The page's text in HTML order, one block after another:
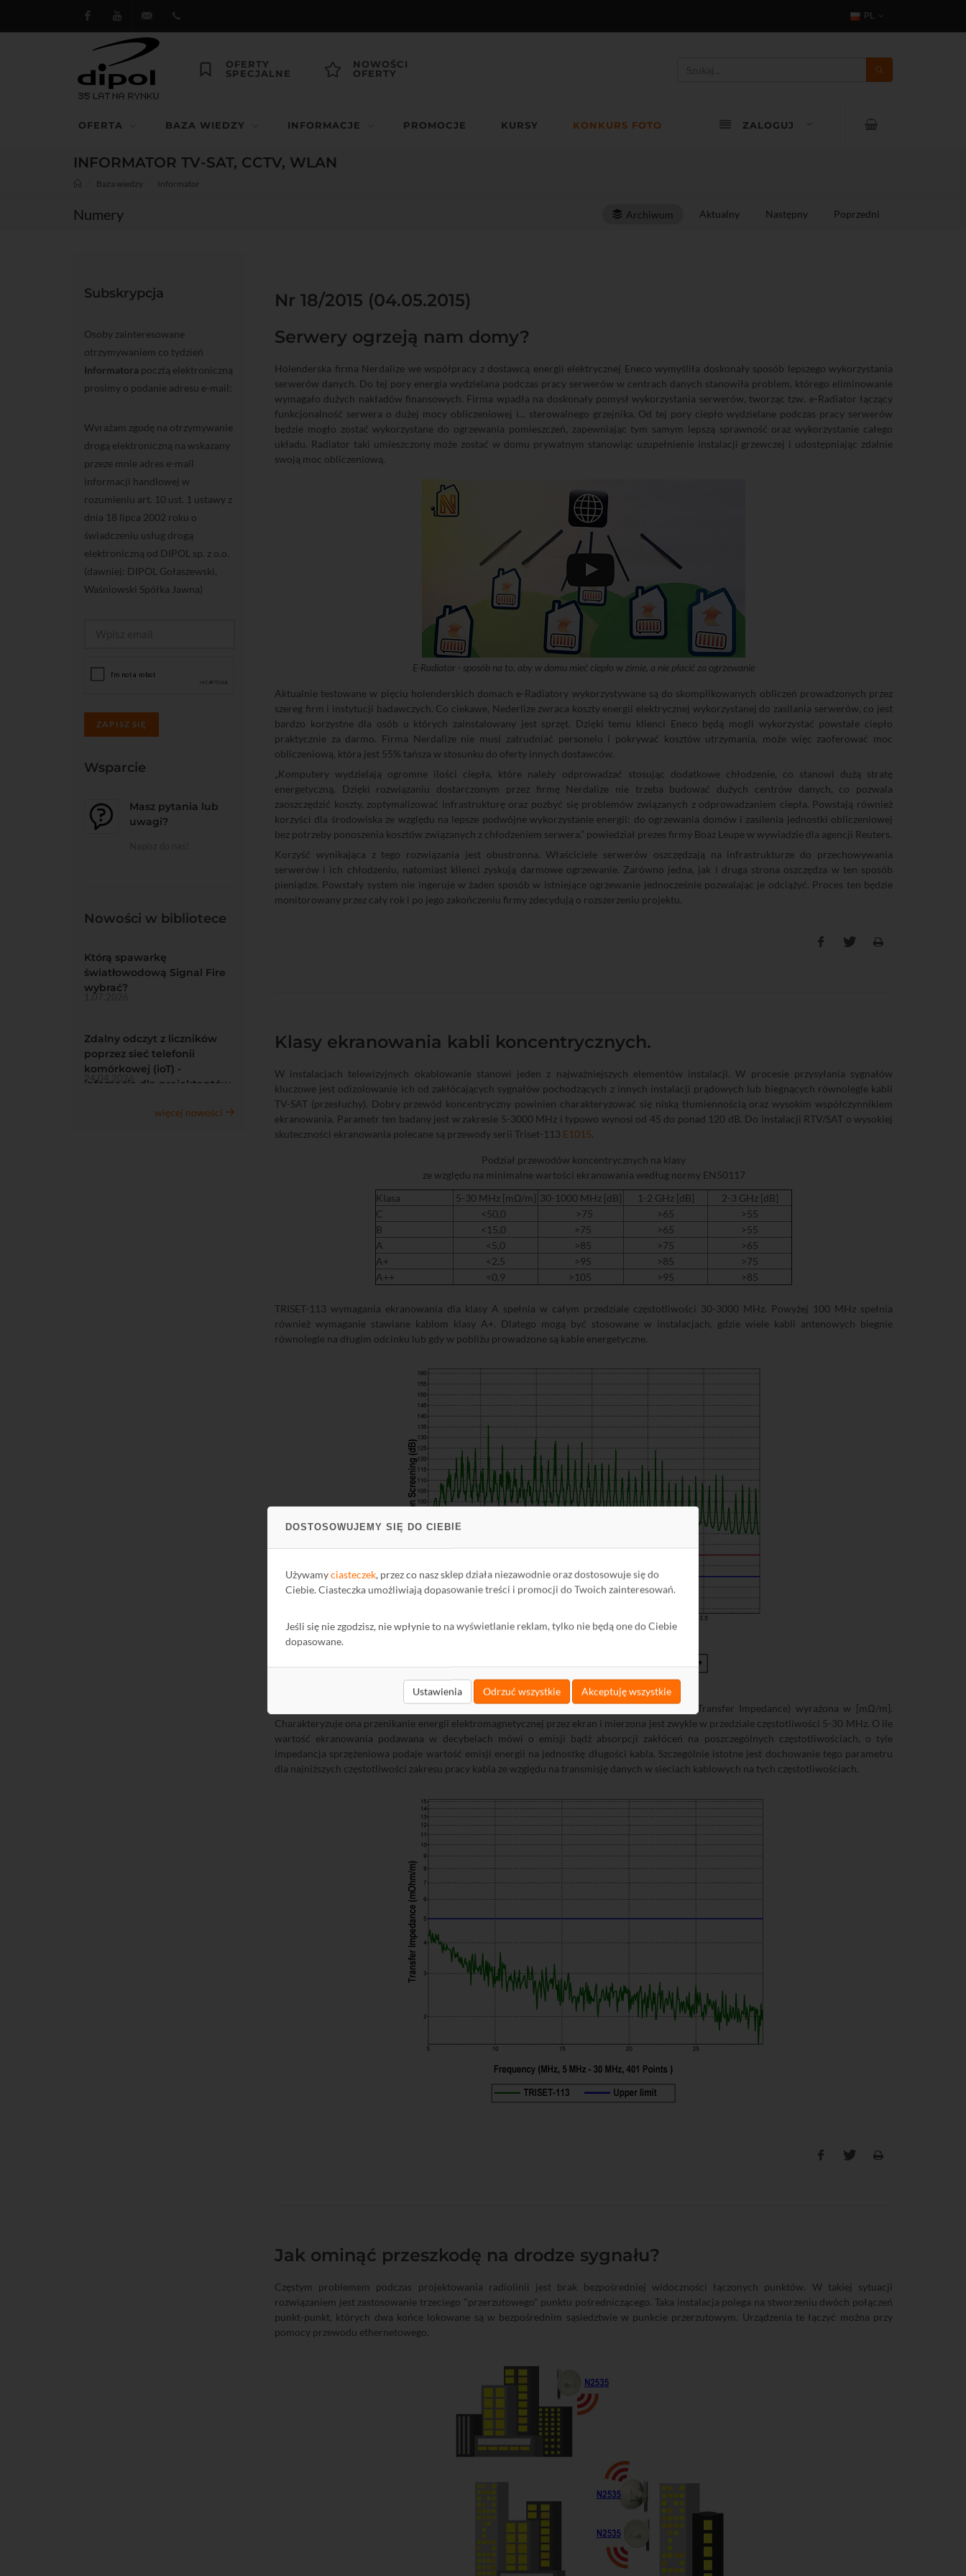
DOSTOSOWUJEMY SIĘ DO CIEBIE
Używamyciasteczek, przez co nasz sklep działa niezawodnie oraz dostosowuje się do
Ciebie. Ciasteczka umożliwiają dopasowanie treści i promocji do Twoich zainteresowań.
Jeśli się nie zgodzisz, nie wpłynie to na wyświetlanie reklam, tylko nie będą one do Ciebie
dopasowane.
Ustawienia Odrzuć wszystkie Akceptuję wszystkie
FacebookYoutube dipol@dipol.com.pl
PL
OFERTY
SPECJALNE
NOWOŚCI
OFERTY
OFERTA BAZA WIEDZY INFORMACJE PROMOCJE KURSY KONKURS FOTO ZALOGUJ
INFORMATOR TV-SAT, CCTV, WLAN
Baza wiedzy Informator
Numery Archiwum Aktualny Następny Poprzedni
Nr 18/2015 (04.05.2015)
Serwery ogrzeją nam domy?
Holenderska firma Nerdalize we współpracy z dostawcą energii elektrycznej Eneco wymyśliła doskonały sposób lepszego wykorzystania
serwerów danych. Do tej pory energia wydzielana podczas pracy serwerów w centrach danych stanowiła problem, którego eliminowanie
wymagało dużych nakładów finansowych. Firma wpadła na doskonały pomysł wykorzystania serwerów, tworząc tzw. e-Radiator łączący
funkcjonalność serwera o dużej mocy obliczeniowej i... sterowalnego grzejnika. Od tej pory ciepło wydzielane podczas pracy serwerów
będzie mogło zostać wykorzystane do ogrzewania pomieszczeń, zapewniając tym samym lepszą sprawność oraz wykorzystanie całego
układu. Radiator taki umieszczony może zostać w domu prywatnym stanowiąc uzupełnienie instalacji grzewczej i udostępniając zdalnie
swoją moc obliczeniową.
E-Radiator - sposób na to, aby w domu mieć ciepło w zimie, a nie płacić za ogrzewanie
Aktualnie testowane w pięciu holenderskich domach e-Radiatory wykorzystywane są do skomplikowanych obliczeń prowadzonych przez
szereg firm i instytucji badawczych. Co ciekawe, Nederlize zwraca koszty energii elektrycznej wykorzystanej do zasilania serwerów, co jest
bardzo korzystne dla osób u których zainstalowany jest sprzęt. Dzięki temu klienci Eneco będą mogli wykorzystać powstałe ciepło
praktycznie za darmo. Firma Nerdalize nie musi zatrudniać personelu i pokrywać kosztów utrzymania, może więc zaoferować moc
obliczeniową, która jest 55% tańsza w stosunku do oferty innych dostawców.
„Komputery wydzielają ogromne ilości ciepła, które należy odprowadzać stosując dodatkowe chłodzenie, co stanowi dużą stratę
energetyczną. Dzięki rozwiązaniu dostarczonym przez firmę Nerdalize nie trzeba budować dużych centrów danych, co pozwala
zaoszczędzić koszty, zoptymalizować infrastrukturę oraz pozbyć się problemów związanych z odprowadzaniem ciepła. Powstają również
korzyści dla środowiska ze względu na lepsze podwójne wykorzystanie energii: do ogrzewania domów i zasilenia jednostki obliczeniowej
bez potrzeby ponoszenia kosztów związanych z chłodzeniem serwera.” powiedział prezes firmy Boaz Leupe w wywiadzie dla agencji Reuters.
Korzyść wynikająca z tego rozwiązania jest obustronna. Właściciele serwerów oszczędzają na infrastrukturze do przechowywania
serwerów i ich chłodzeniu, natomiast klienci zyskują darmowe ogrzewanie. Zarówno jedna, jak i druga strona oszczędza w ten sposób
pieniądze. Powstały system nie ingeruje w żaden sposób w istniejące ogrzewanie jednocześnie pozwalając je odciążyć. Proces ten będzie
monitorowany przez cały rok i po jego zakończeniu firmy zdecydują o rozszerzeniu projektu.
Klasy ekranowania kabli koncentrycznych.
W instalacjach telewizyjnych okablowanie stanowi jeden z najważniejszych elementów instalacji. W procesie przysyłania sygnałów
kluczowe jest odizolowanie ich od zakłócających sygnałów pochodzących z innych instalacji prądowych lub biegnących równolegle kabli
TV-SAT (przesłuchy). Dobry przewód koncentryczny powinien charakteryzować się niską tłumiennością oraz wysokim współczynnikiem
ekranowania. Parametr ten badany jest w zakresie 5-3000 MHz i typowo wynosi od 45 do ponad 120 dB. Do instalacji RTV/SAT o wysokiej
skuteczności ekranowania polecane są przewody serii Triset-113 E1015.
Podział przewodów koncentrycznych na klasy
ze względu na minimalne wartości ekranowania według normy EN50117
Klasa
5-30 MHz [mΩ/m] 30-1000 MHz [dB] 1-2 GHz [dB]
2-3 GHz [dB]
C
<50,0 >75 >65
>55
B
<15,0 >75 >65
>55
A
<5,0 >85 >75
>65
A+
<2,5 >95 >85
>75
A++
<0,9 >105 >95 >85
TRISET-113 wymagania ekranowania dla klasy A spełnia w całym przedziale częstotliwości 30-3000 MHz. Powyżej 100 MHz spełnia
również wymaganie stawiane kablom klasy A+. Dlatego mogą być stosowane w instalacjach, gdzie wiele kabli antenowych biegnie
równolegle na długim odcinku lub gdy w pobliżu prowadzone są kable energetyczne.
Bardzo istotną miarą skuteczności ekranowania kabla jest impedancja sprzężeniowa (ang. Transfer Impedance) wyrażona w [mΩ/m].
Charakteryzuje ona przenikanie energii elektromagnetycznej przez ekran i mierzona jest zwykle w przedziale częstotliwości 5-30 MHz. O ile
wartość ekranowania podawana w decybelach mówi o emisji bądź absorpcji zakłóceń na poszczególnych częstotliwościach, o tyle
impedancja sprzężeniowa podaje wartość emisji energii na jednostkę długości kabla. Szczególnie istotne jest dochowanie tego parametru
dla najniższych częstotliwości zakresu pracy kabla ze względu na transmisję danych w sieciach kablowych na tych częstotliwościach.
Jak ominąć przeszkodę na drodze sygnału?
Częstym problemem podczas projektowania radiolinii jest brak bezpośredniej widoczności łączonych punktów. W takiej sytuacji
rozwiązaniem jest zastosowanie trzeciego "przerzutowego" punktu pośredniczącego. Taka instalacja polega na stworzeniu dwóch połączeń
punkt-punkt, których dwa końce lokowane są w bezpośrednim sąsiedztwie w punkcie przerzutowym. Urządzenia te łączyć można przy
pomocy przewodu ethernetowego.
Subskrypcja
Osoby zainteresowane
otrzymywaniem co tydzień
Informatora pocztą elektroniczną
prosimy o podanie adresu e-mail:
Wyrażam zgodę na otrzymywanie
drogą elektroniczną na wskazany
przeze mnie adres e-mail
informacji handlowej w
rozumieniu art. 10 ust. 1 ustawy z
dnia 18 lipca 2002 roku o
świadczeniu usług drogą
elektroniczną od DIPOL sp. z o.o.
(dawniej: DIPOL Gołaszewski,
Waśniowski Spółka Jawna)
ZAPISZ SIĘ
Wsparcie
Masz pytania lub
uwagi?
Nowości w bibliotece
Którą spawarkę
światłowodową Signal Fire
wybrać?
1.07.2026
Zdalny odczyt z liczników
poprzez sieć telefonii
komórkowej (ioT) -
infomacje dla projektantów
24.04.2026
więcej nowości